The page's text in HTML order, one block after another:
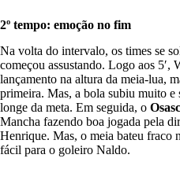
2º tempo: emoção no fim
Na volta do intervalo, os times se
começou assustando. Logo aos 5′,
lançamento na altura da meia-lua,
primeira. Mas, a bola subiu muito
longe da meta. Em seguida, o
Mancha fazendo boa jogada pela
Henrique. Mas, o meia bateu fraco
fácil para o goleiro Naldo.